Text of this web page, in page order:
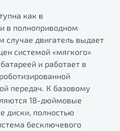
как в
в полноприводном
случае двигатель выдает
системой «мягкого»
и работает в
передач. К базовому
18-дюймовые
диски, полностью
бесключевого